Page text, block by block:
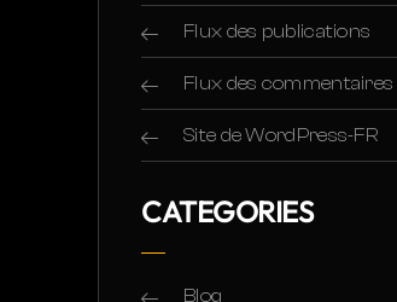
Flux des publications
Flux des commentaires
Site de WordPress-FR
CATEGORIES
Blog